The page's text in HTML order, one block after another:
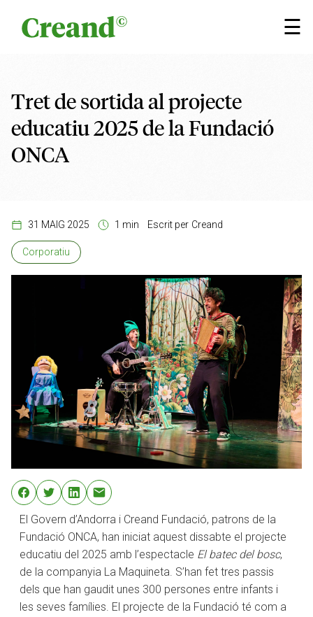
☰
×
Tret de sortida al projecte
educatiu 2025 de la Fundació
ONCA
31 MAIG 2025 1 min Escrit per Creand
Corporatiu
El Govern d’Andorra i Creand Fundació, patrons de la
Fundació ONCA, han iniciat aquest dissabte el projecte
educatiu del 2025 amb l’espectacle El batec del bosc,
de la companyia La Maquineta. S’han fet tres passis
dels que han gaudit unes 300 persones entre infants i
les seves famílies. El projecte de la Fundació té com a